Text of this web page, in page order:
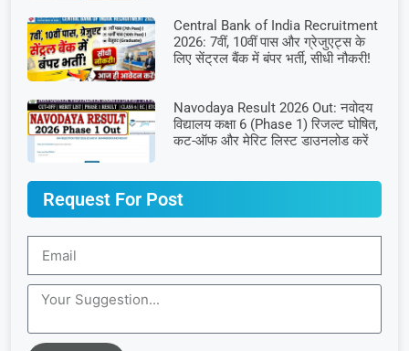
Central Bank of India Recruitment
2026: 7वीं, 10वीं पास और ग्रेजुएट्स के
लिए सेंट्रल बैंक में बंपर भर्ती, सीधी नौकरी!
Navodaya Result 2026 Out: नवोदय
विद्यालय कक्षा 6 (Phase 1) रिजल्ट घोषित,
कट-ऑफ और मेरिट लिस्ट डाउनलोड करें
Request For Post